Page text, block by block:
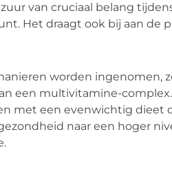
van cruciaal belang
Het draagt ook bij aan de
worden ingenomen,
een multivitamine-
met een evenwichtig dieet
naar een hoger